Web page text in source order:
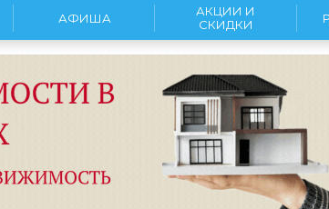
АФИША
АКЦИИ И
СКИДКИ